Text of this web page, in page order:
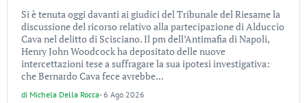
Si è tenuta oggi davanti ai giudici del Tribunale del Riesame la
discussione del ricorso relativo alla partecipazione di Alduccio
Cava nel delitto di Scisciano. Il pm dell’Antimafia di Napoli,
Henry John Woodcock ha depositato delle nuove
intercettazioni tese a suffragare la sua ipotesi investigativa:
che Bernardo Cava fece avrebbe...
di Michela Della Rocca-6 Ago 2026